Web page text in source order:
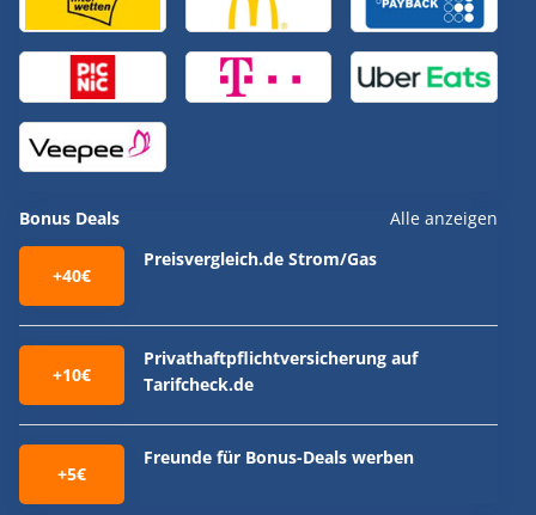
Bonus Deals Alle anzeigen
+40€
Preisvergleich.de Strom/Gas
+10€
Privathaftpflichtversicherung auf
Tarifcheck.de
+5€
Freunde für Bonus-Deals werben